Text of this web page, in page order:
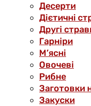
Десерти
Дієтичні
Другі
Гарніри
М’ясні
Овочеві
Рибне
Заготовки
Закуски